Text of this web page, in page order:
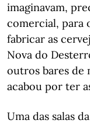
imaginavam,
comercial, para
fabricar as
Nova do
outros bares de
acabou por ter
Uma das salas